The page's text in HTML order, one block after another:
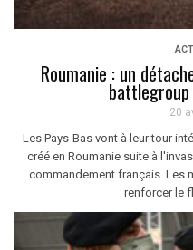
Roumanie : un
20
Les Pays-Bas vont à leur tour
créé en Roumanie suite à
commandement français. Les
renforcer le